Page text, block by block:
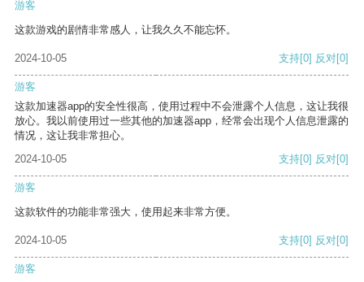
游客
这款游戏的剧情非常感人，让我久久不能忘怀。
2024-10-05 支持[0] 反对[0]
游客
这款加速器app的安全性很高，使用过程中不会泄露个人信息，这让我很
放心。我以前使用过一些其他的加速器app，经常会出现个人信息泄露的
情况，这让我非常担心。
2024-10-05
支持[0] 反对[0]
游客
这款软件的功能非常强大，使用起来非常方便。
2024-10-05 支持[0] 反对[0]
游客